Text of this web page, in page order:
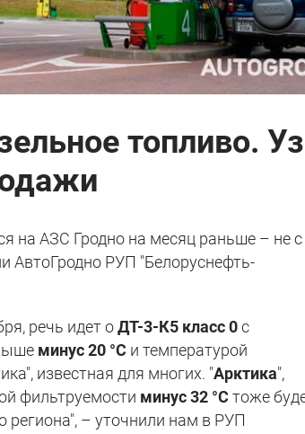
топливо.
на АЗС Гродно на месяц раньше – не
АвтоГродно РУП "Белоруснефть-
речь идет оДТ-3-К5 класс 0с
минус 20 °С и температурой
известная для многих. "Арктика",
фильтруемости минус 32 °С тоже
региона", – уточнили нам в РУП